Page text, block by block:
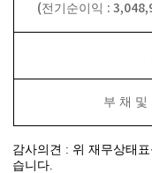
(전기순이익 :
부 채 및
감사의견 : 위 재무상태
습니다.